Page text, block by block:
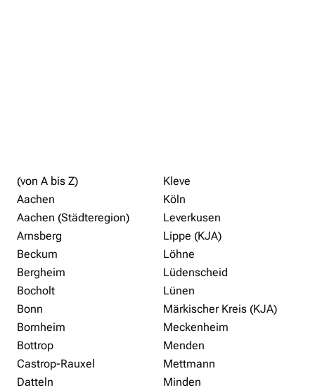
(von A bis Z)
Aachen
Aachen (Städteregion)
Arnsberg
Beckum
Bergheim
Bocholt
Bonn
Bornheim
Bottrop
Castrop-Rauxel
Datteln
Kleve
Köln
Leverkusen
Lippe (KJA)
Löhne
Lüdenscheid
Lünen
Märkischer Kreis (KJA)
Meckenheim
Menden
Mettmann
Minden